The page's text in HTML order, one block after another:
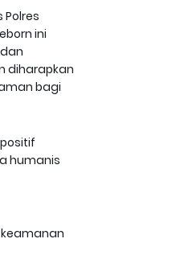
Polres
ini
diharapkan
bagi
humanis